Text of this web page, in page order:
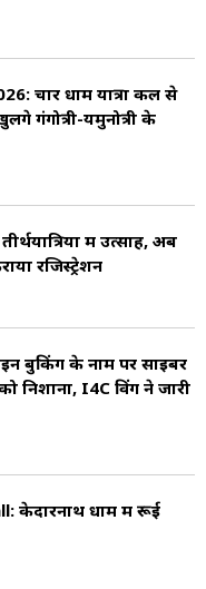
है. यह बंदरपंच
है. यह मंदिर
है.
Tritiya) को खुलता
(Yama Dwitiya)
जाता है. थोड़ा आगे
झरने भी मौजूद हैं, जो
कुंड (Surya Kund)
होता है. मंदिर के
उपलब्ध हैं.
चार धाम यात्रा कल से
गंगोत्री-यमुनोत्री के
में उत्साह, अब
रजिस्ट्रेशन
बुकिंग के नाम पर साइबर
निशाना, I4C विंग ने जारी
केदारनाथ धाम में रूई